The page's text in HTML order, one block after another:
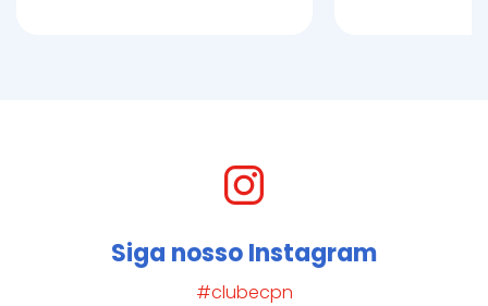
Siga nosso Instagram
#clubecpn